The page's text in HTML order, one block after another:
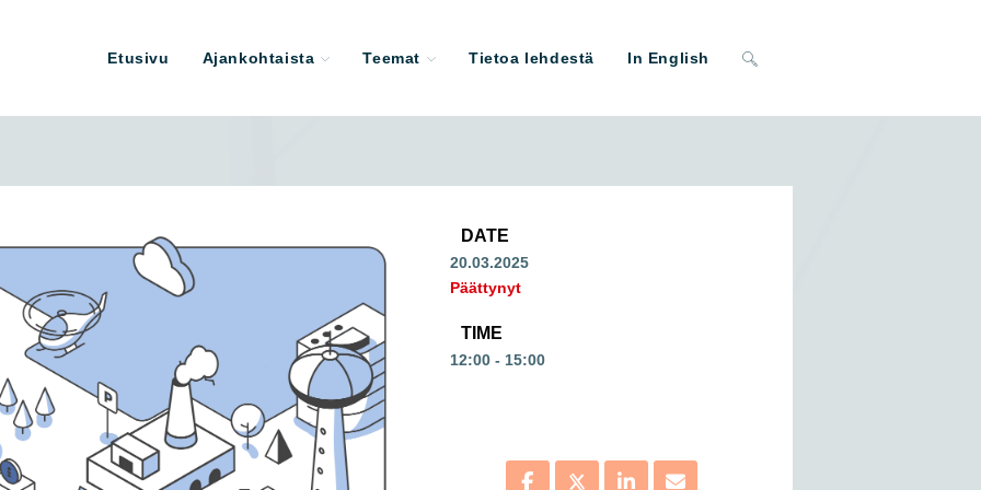
Etusivu Ajankohtaista Teemat Tietoa lehdestä In English Toggle
DATE
20.03.2025
Päättynyt
TIME
12:00 - 15:00